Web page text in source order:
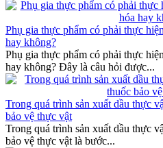
Phụ gia thực phẩm có phải thực
hay không?
Phụ gia thực phẩm có phải thực
hay không? Đây là câu hỏi được...
Trong quá trình sản xuất dầu thực
bảo vệ thực vật
Trong quá trình sản xuất dầu thực
bảo vệ thực vật là bước...